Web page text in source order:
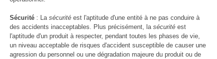
Sécurité : La sécurité est l'aptitude d'une entité à ne pas conduire à
des accidents inacceptables. Plus précisément, la sécurité est
l'aptitude d'un produit à respecter, pendant toutes les phases de vie,
un niveau acceptable de risques d'accident susceptible de causer une
agression du personnel ou une dégradation majeure du produit ou de